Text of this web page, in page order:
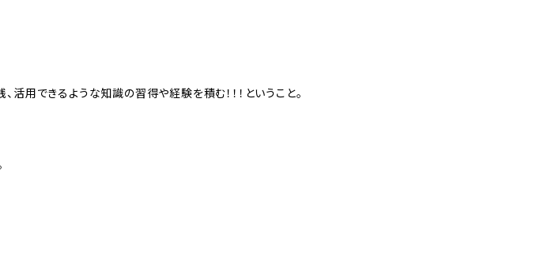
用できるような知識の習得や経験を積む！！！ということ。